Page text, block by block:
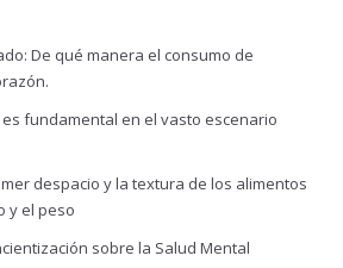
De qué manera el consumo de
fundamental en el vasto escenario
despacio y la textura de los alimentos
y el peso
sobre la Salud Mental